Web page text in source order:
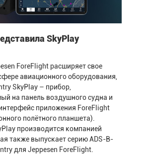
SkyPlay
ForeFlight расширяет свое
авиационного оборудования,
SkyPlay – прибор,
на панель воздушного судна и
приложения ForeFlight
полётного планшета).
производится компанией
также выпускает серию ADS-B-
для Jeppesen ForeFlight.